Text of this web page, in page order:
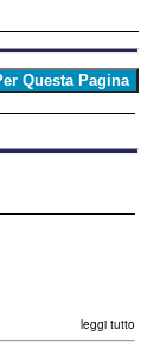
leggi tutto